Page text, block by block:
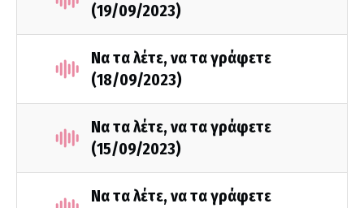
(19/09/2023)
Να τα λέτε, να τα γράφετε
(18/09/2023)
Να τα λέτε, να τα γράφετε
(15/09/2023)
Να τα λέτε, να τα γράφετε